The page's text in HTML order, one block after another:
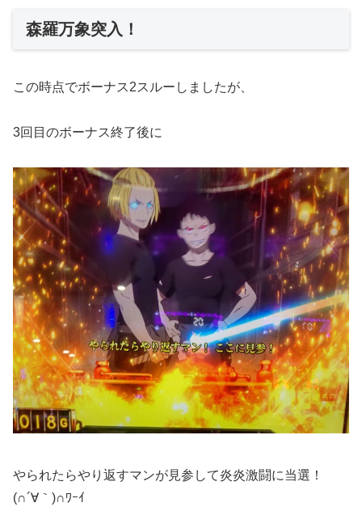
森羅万象突入！
この時点でボーナス2スルーしましたが、
3回目のボーナス終了後に
やられたらやり返すマンが見参して炎炎激闘に当選！
(∩´∀｀)∩ﾜｰｲ